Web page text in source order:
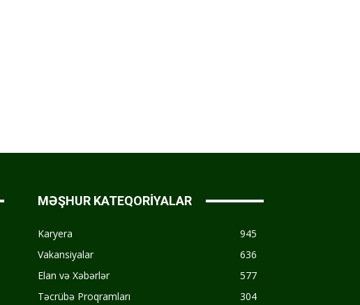
MƏŞHUR KATEQORİYALAR
Karyera
945
Vakansiyalar
636
Elan və Xəbərlər
577
Təcrübə Proqramları
304